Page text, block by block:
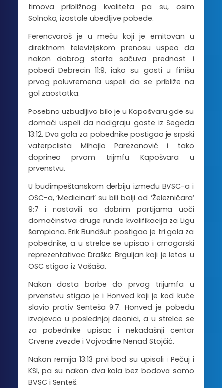
timova približnog kvaliteta pa su, osim
Solnoka, izostale ubedljive pobede.
Ferencvaroš je u meču koji je emitovan u
direktnom televizijskom prenosu uspeo da
nakon dobrog starta sačuva prednost i
pobedi Debrecin 11:9, iako su gosti u finišu
prvog poluvremena uspeli da se približe na
gol zaostatka.
Posebno uzbudljivo bilo je u Kapošvaru gde su
domaći uspeli da nadigraju goste iz Segeda
13:12. Dva gola za pobednike postigao je srpski
vaterpolista Mihajlo Parezanović i tako
doprineo prvom trijmfu Kapošvara u
prvenstvu.
U budimpeštanskom derbiju između BVSC-a i
OSC-a, ‘Medicinari’ su bili bolji od ‘Železničara’
9:7 i nastavili sa dobrim partijama uoči
domaćinstva druge runde kvalifikacija za Ligu
šampiona. Erik Bundšuh postigao je tri gola za
pobednike, a u strelce se upisao i crnogorski
reprezentativac Draško Brguljan koji je letos u
OSC stigao iz Vašaša.
Nakon dosta borbe do prvog trijumfa u
prvenstvu stigao je i Honved koji je kod kuće
slavio protiv Senteša 9:7. Honved je pobedu
izvojevao u poslednjoj deonici, a u strelce se
za pobednike upisao i nekadašnji centar
Crvene zvezde i Vojvodine Nenad Stojčić.
Nakon remija 13:13 prvi bod su upisali i Pečuj i
KSI, pa su nakon dva kola bez bodova samo
BVSC i Senteš.